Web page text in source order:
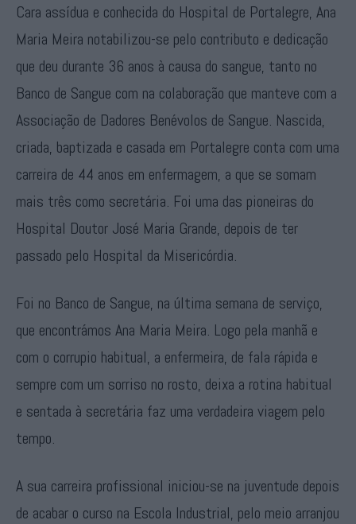
Cara assídua e conhecida do Hospital de Portalegre, Ana
Maria Meira notabilizou-se pelo contributo e dedicação
que deu durante 36 anos à causa do sangue, tanto no
Banco de Sangue com na colaboração que manteve com a
Associação de Dadores Benévolos de Sangue. Nascida,
criada, baptizada e casada em Portalegre conta com uma
carreira de 44 anos em enfermagem, a que se somam
mais três como secretária. Foi uma das pioneiras do
Hospital Doutor José Maria Grande, depois de ter
passado pelo Hospital da Misericórdia.
Foi no Banco de Sangue, na última semana de serviço,
que encontrámos Ana Maria Meira. Logo pela manhã e
com o corrupio habitual, a enfermeira, de fala rápida e
sempre com um sorriso no rosto, deixa a rotina habitual
e sentada à secretária faz uma verdadeira viagem pelo
tempo.
A sua carreira profissional iniciou-se na juventude depois
de acabar o curso na Escola Industrial, pelo meio arranjou